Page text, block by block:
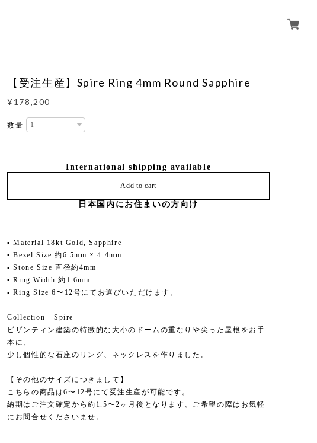
【受注生産】Spire Ring 4mm Round Sapphire
¥178,200
数量
International shipping available
Add to cart
日本国内にお住まいの方向け
▪ Material 18kt Gold, Sapphire
▪ Bezel Size 約6.5mm × 4.4mm
▪ Stone Size 直径約4mm
▪ Ring Width 約1.6mm
▪ Ring Size 6〜12号にてお選びいただけます。
Collection - Spire
ビザンティン建築の特徴的な大小のドームの重なりや尖った屋根をお手
本に、
少し個性的な石座のリング、ネックレスを作りました。
【その他のサイズにつきまして】
こちらの商品は6〜12号にて受注生産が可能です。
納期はご注文確定から約1.5〜2ヶ月後となります。ご希望の際はお気軽
にお問合せくださいませ。